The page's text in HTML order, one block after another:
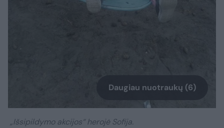
Daugiau nuotraukų (6)
„Išsipildymo akcijos“ herojė Sofija.